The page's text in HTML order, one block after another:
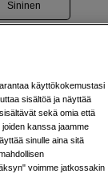
Sininen
käyttökokemustasi
sisältöä ja näyttää
sekä omia että
kanssa jaamme
sinulle aina sitä
voimme jatkossakin